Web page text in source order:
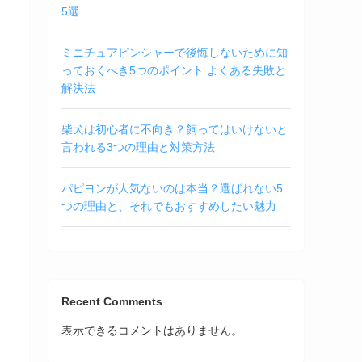
5選
ミニチュアピンシャーで後悔しないために知
っておくべき5つのポイント:よくある失敗と
解決法
柴犬は初心者に不向き？飼ってはいけないと
言われる3つの理由と対策方法
パピヨンが人気ないのは本当？選ばれない5
つの理由と、それでもおすすめしたい魅力
Recent Comments
表示できるコメントはありません。